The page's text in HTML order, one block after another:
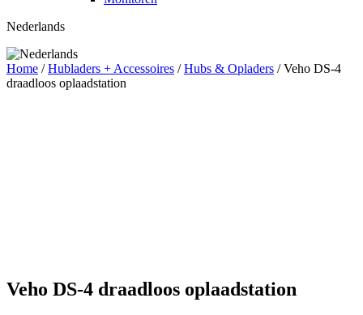
Nederlands
Home / Hubladers + Accessoires / Hubs & Opladers /Veho DS-4
draadloos oplaadstation
Veho DS-4 draadloos oplaadstation